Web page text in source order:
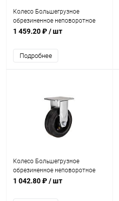
Колесо Большегрузное
обрезиненное неповоротное
200мм (8*2)
1 459.20 ₽/ шт
Подробнее
Колесо Большегрузное
обрезиненное неповоротное
100мм (4*2)
1 042.80 ₽/ шт